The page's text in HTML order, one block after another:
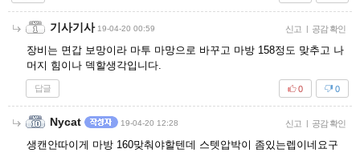
기사기사 19-04-20 00:59 신고 | 공감 확인
장비는 면갑 보망이라 마투 마망으로 바꾸고 마방 158정도 맞추고 나
머지 힘이나 덱할생각입니다.
답글 0
0
Nycat 19-04-20 12:28 신고 | 공감 확인
생캔안따이게 마방 160맞춰야할텐데 스텟압박이 좀있는렙이네요구